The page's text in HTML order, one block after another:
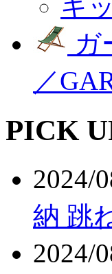
キ
ガ
／
PICK
2024/
納 跳
2024/